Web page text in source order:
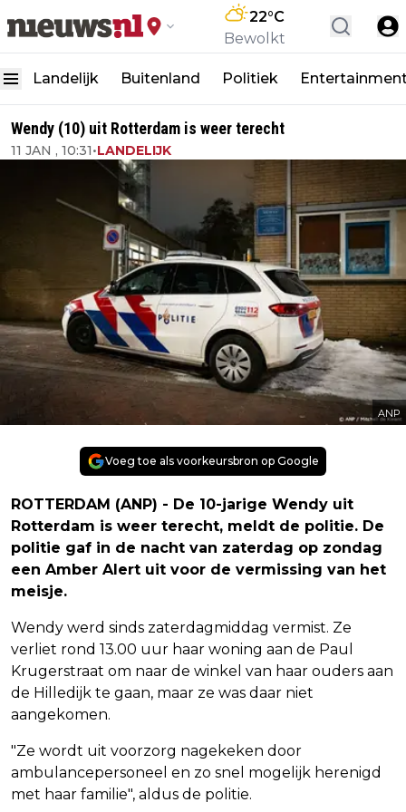
22°C
Bewolkt
Landelijk Buitenland Politiek
Wendy (10) uit Rotterdam is weer terecht
11 JAN , 10:31•LANDELIJK
ANP
Voeg toe als voorkeursbron op Google
ROTTERDAM (ANP) - De 10-jarige Wendy uit
Rotterdam is weer terecht, meldt de politie. De
politie gaf in de nacht van zaterdag op zondag
een Amber Alert uit voor de vermissing van het
meisje.
Wendy werd sinds zaterdagmiddag vermist. Ze
verliet rond 13.00 uur haar woning aan de Paul
Krugerstraat om naar de winkel van haar ouders aan
de Hilledijk te gaan, maar ze was daar niet
aangekomen.
"Ze wordt uit voorzorg nagekeken door
ambulancepersoneel en zo snel mogelijk herenigd
met haar familie", aldus de politie.